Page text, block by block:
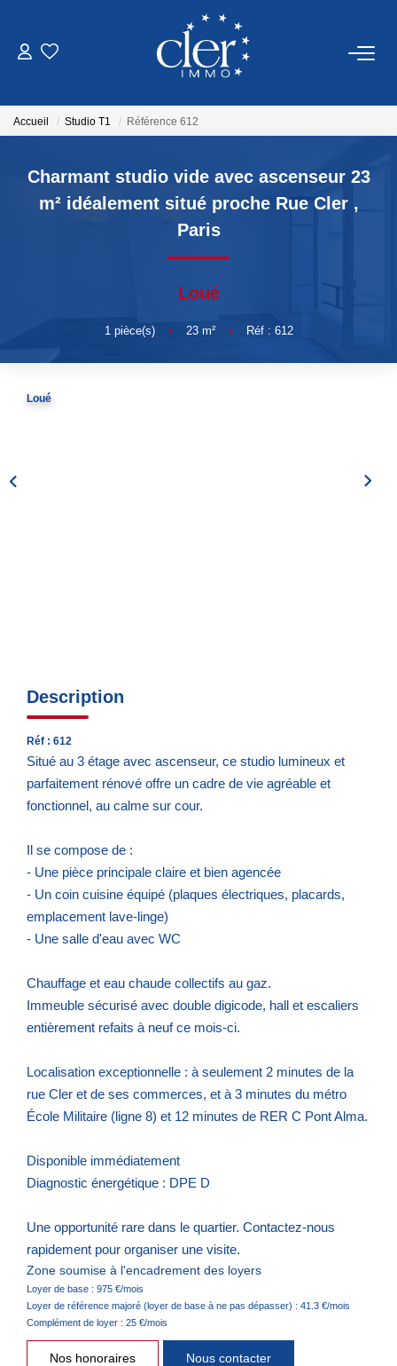
SERVICES
Estimation
NOTRE AGENCE
Accueil Studio T1 Référence 612
Charmant studio vide avec ascenseur 23
m² idéalement situé proche Rue Cler ,
Paris
Loué
1 pièce(s) • 23m² • Réf : 612
Loué
Description
Réf : 612
Situé au 3 étage avec ascenseur, ce studio lumineux et
parfaitement rénové offre un cadre de vie agréable et
fonctionnel, au calme sur cour.
Il se compose de :
- Une pièce principale claire et bien agencée
- Un coin cuisine équipé (plaques électriques, placards,
emplacement lave-linge)
- Une salle d'eau avec WC
Chauffage et eau chaude collectifs au gaz.
Immeuble sécurisé avec double digicode, hall et escaliers
entièrement refaits à neuf ce mois-ci.
Localisation exceptionnelle : à seulement 2 minutes de la
rue Cler et de ses commerces, et à 3 minutes du métro
École Militaire (ligne 8) et 12 minutes de RER C Pont Alma.
Disponible immédiatement
Diagnostic énergétique : DPE D
Une opportunité rare dans le quartier. Contactez-nous
rapidement pour organiser une visite.
Zone soumise à l'encadrement des loyers
Loyer de base : 975 €/mois
Loyer de référence majoré (loyer de base à ne pas dépasser) : 41.3 €/mois
Complément de loyer : 25 €/mois
Nos honoraires Nous contacter